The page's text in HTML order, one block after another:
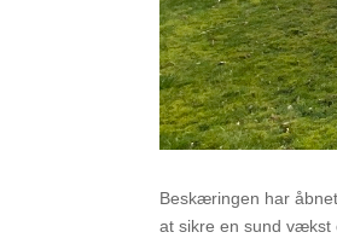
Beskæringen har
at sikre en sund vækst